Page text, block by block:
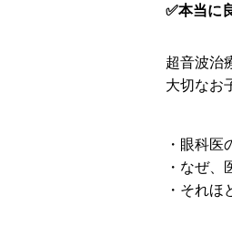
✅️本当に
超音波治
大切なお
・眼科
・なぜ
・それ